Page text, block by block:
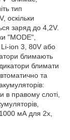
тип
оскільки
заряд до 4,2V.
"MODE",
Li-ion 3, 80V або
блимають
блимати
та
в правому слоті,
мА для 2х,